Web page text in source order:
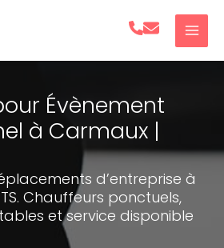
Évènement
à Carmaux |
d’entreprise à
Chauffeurs ponctuels,
et service disponible